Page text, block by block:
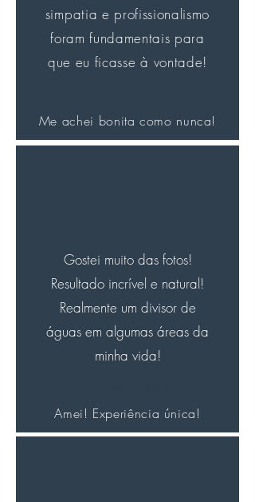
simpatia e profissionalismo
foram fundamentais para
que eu ficasse à vontade!
Me achei bonita como nunca!
Gostei muito das fotos!
Resultado incrível e natural!
Realmente um divisor de
águas em algumas áreas da
minha vida!
Amei! Experiência única!